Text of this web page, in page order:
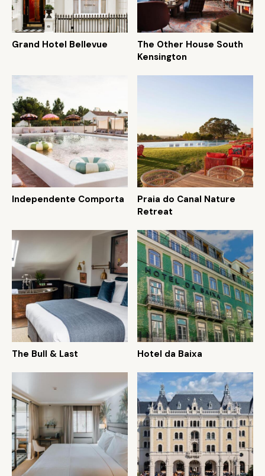
Grand Hotel Bellevue
The Other House South
Kensington
Independente Comporta
Praia do Canal Nature
Retreat
The Bull & Last Hotel da Baixa